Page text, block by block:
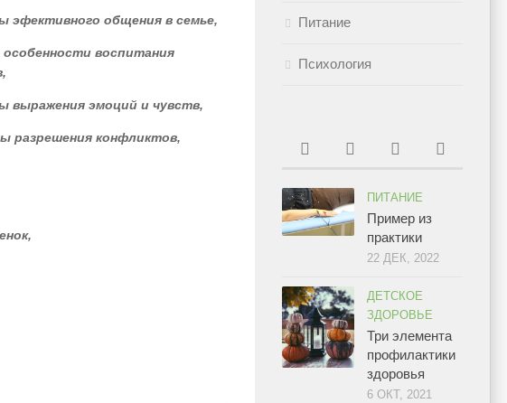
эфективного общения в семье,
воспитания
выражения эмоций и чувств,
разрешения конфликтов,
Питание
Психология
ПИТАНИЕ
Пример из
практики
22 ДЕК, 2022
ДЕТСКОЕ
ЗДОРОВЬЕ
Три элемента
профилактики
здоровья
6 ОКТ, 2021